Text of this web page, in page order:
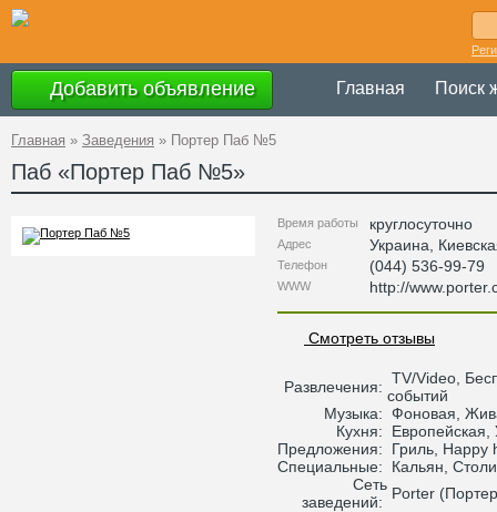
Добавить объявление Главная Поиск
Главная » Заведения » Портер Паб №5
Паб «Портер Паб №5»
Время работы круглосуточно
Адрес Украина
Телефон (044) 536-99-79
WWW http://
Смотреть отзывы
Развлечения: TV/Video,
событий
Музыка: Фоновая,
Кухня:
Европейская,
Предложения:
Гриль, Happy
Специальные:
Кальян,
Сеть
заведений:
Porter